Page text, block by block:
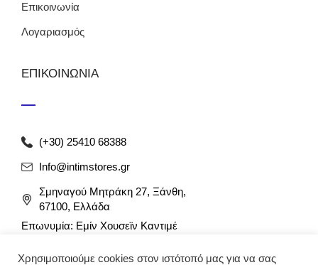
Επικοινωνία
Λογαριασμός
ΕΠΙΚΟΙΝΩΝΙΑ
(+30) 25410 68388
Info@intimstores.gr
Σμηναγού Μητράκη 27, Ξάνθη,
67100, Ελλάδα
Επωνυμία: Εμίν Χουσεϊν Καντιμέ
Αρ. Γ.Ε.ΜΗ: 012349946000
Χρησιμοποιούμε cookies στον ιστότοπό μας για να σας